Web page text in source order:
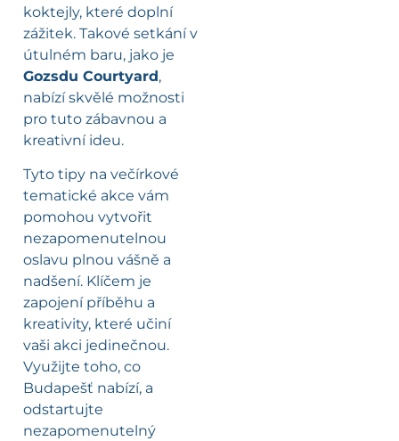
koktejly, které doplní
zážitek. Takové setkání v
útulném baru, jako je
Gozsdu Courtyard,
nabízí skvělé možnosti
pro tuto zábavnou a
kreativní ideu.
Tyto tipy na večírkové
tematické akce vám
pomohou vytvořit
nezapomenutelnou
oslavu plnou vášně a
nadšení. Klíčem je
zapojení příběhu a
kreativity, které učiní
vaši akci jedinečnou.
Využijte toho, co
Budapešť nabízí, a
odstartujte
nezapomenutelný